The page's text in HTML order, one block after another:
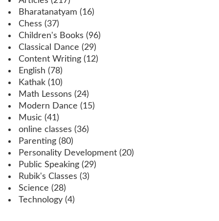
Bharatanatyam (16)
Chess (37)
Children's Books (96)
Classical Dance (29)
Content Writing (12)
English (78)
Kathak (10)
Math Lessons (24)
Modern Dance (15)
Music (41)
online classes (36)
Parenting (80)
Personality Development (20)
Public Speaking (29)
Rubik's Classes (3)
Science (28)
Technology (4)